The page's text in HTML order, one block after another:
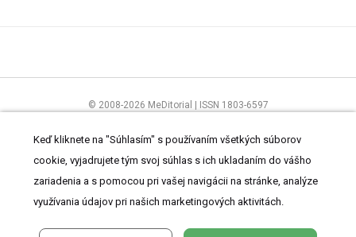
© 2008-2026 MeDitorial | ISSN 1803-6597
ČítajteprehlásenieaZásady spracovania osobných údajov
Keď kliknete na "Súhlasím" s používaním všetkých súborov
cookie, vyjadrujete tým svoj súhlas s ich ukladaním do vášho
zariadenia a s pomocou pri vašej navigácii na stránke, analýze
využívania údajov pri našich marketingových aktivitách.